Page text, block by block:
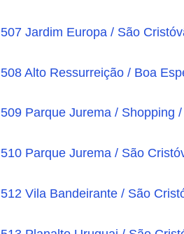
507 Jardim Europa / São
508 Alto Ressurreição / Boa
509 Parque Jurema / Shopping
510 Parque Jurema / São
512 Vila Bandeirante / São